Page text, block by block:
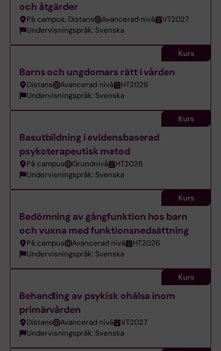
och åtgärder
På campus, Distans Avancerad nivå
VT2027
Undervisningspråk: Svenska
Barns och ungdomars rätt i vården
Distans Avancerad nivå
HT2026
Undervisningspråk: Svenska
Kurs
Basutbildning i evidensbaserad
psykoterapeutisk metod
På campus Grundnivå
HT2026
Undervisningspråk: Svenska
Kurs
Bedömning av gångfunktion hos barn
och vuxna med funktionsnedsättning
På campus Avancerad nivå
HT2026
Undervisningspråk: Svenska
Kurs
Behandling av psykisk ohälsa inom
primärvården
Distans Avancerad nivå
VT2027
Undervisningspråk: Svenska
Kurs